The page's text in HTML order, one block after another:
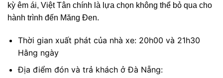
kỳ êm ái, Việt Tân chính là lựa chọn không thể bỏ qua cho
hành trình đến Măng Đen.
Thời gian xuất phát của nhà xe: 20h00 và 21h30
Hằng ngày
Địa điểm đón và trả khách ở Đà Nẵng: